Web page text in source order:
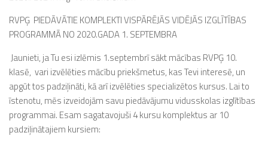
RVPĢ PIEDĀVĀTIE KOMPLEKTI VISPĀRĒJĀS VIDĒJĀS IZGLĪTĪBAS
PROGRAMMĀ NO 2020.GADA 1. SEPTEMBRA
Jaunieti, ja Tu esi izlēmis 1.septembrī sākt mācības RVPĢ 10.
klasē, vari izvēlēties mācību priekšmetus, kas Tevi interesē, un
apgūt tos padziļināti, kā arī izvēlēties specializētos kursus. Lai to
īstenotu, mēs izveidojām savu piedāvājumu vidusskolas izglītības
programmai. Esam sagatavojuši 4 kursu komplektus ar 10
padziļinātajiem kursiem: